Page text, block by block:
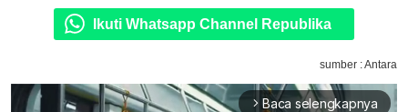
Ikuti Whatsapp Channel Republika
sumber : Antara
arrow_forward_ios Baca selengkapnya